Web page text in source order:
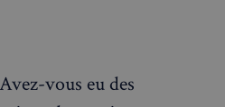
vous eu des